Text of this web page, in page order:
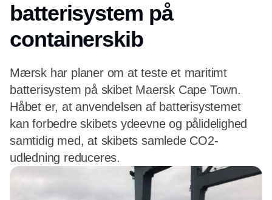
batterisystem på
containerskib
Mærsk har planer om at teste et maritimt
batterisystem på skibet Maersk Cape Town.
Håbet er, at anvendelsen af batterisystemet
kan forbedre skibets ydeevne og pålidelighed
samtidig med, at skibets samlede CO2-
udledning reduceres.